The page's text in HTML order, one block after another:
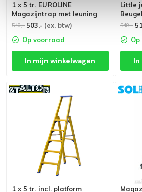
1 x 5 tr. EUROLINE
Magazijntrap met leuning
540,- 503,- (ex. btw)
Op voorraad
In mijn winkelwagen
Little
Beugel
548,-
In
1 x 5 tr. incl. platform